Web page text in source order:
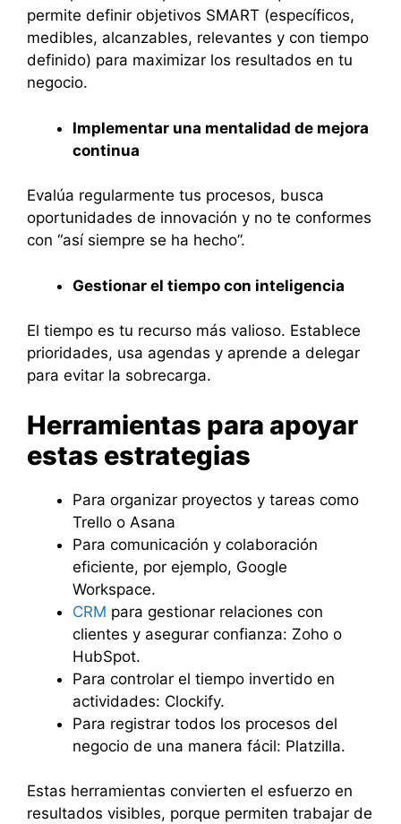
permite definir objetivos SMART (específicos,
medibles, alcanzables, relevantes y con tiempo
definido) para maximizar los resultados en tu
negocio.
Implementar una mentalidad de mejora
continua
Evalúa regularmente tus procesos, busca
oportunidades de innovación y no te conformes
con “así siempre se ha hecho”.
Gestionar el tiempo con inteligencia
El tiempo es tu recurso más valioso. Establece
prioridades, usa agendas y aprende a delegar
para evitar la sobrecarga.
Herramientas para apoyar
estas estrategias
Para organizar proyectos y tareas como
Trello o Asana
Para comunicación y colaboración
eficiente, por ejemplo, Google
Workspace.
CRM para gestionar relaciones con
clientes y asegurar confianza: Zoho o
HubSpot.
Para controlar el tiempo invertido en
actividades: Clockify.
Para registrar todos los procesos del
negocio de una manera fácil: Platzilla.
Estas herramientas convierten el esfuerzo en
resultados visibles, porque permiten trabajar de